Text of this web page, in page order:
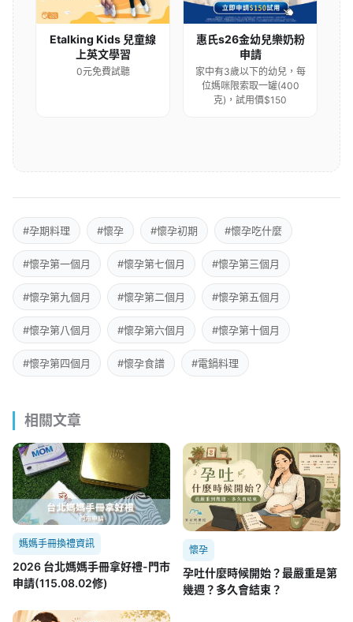
Etalking Kids 兒童線
上英文學習
0元免費試聽
惠氏s26金幼兒樂奶粉
申請
家中有3歲以下的幼兒，每
位媽咪限索取一罐(400
克)，試用價$150
#孕期料理 #懷孕 #懷孕初期 #懷孕吃什麼
#懷孕第一個月 #懷孕第七個月 #懷孕第三個月
#懷孕第九個月 #懷孕第二個月 #懷孕第五個月
#懷孕第八個月 #懷孕第六個月 #懷孕第十個月
#懷孕第四個月 #懷孕食譜 #電鍋料理
相關文章
媽媽手冊換禮資訊
2026 台北媽媽手冊拿好禮-門市
申請(115.08.02修)
懷孕
孕吐什麼時候開始？最嚴重是第
幾週？多久會結束？